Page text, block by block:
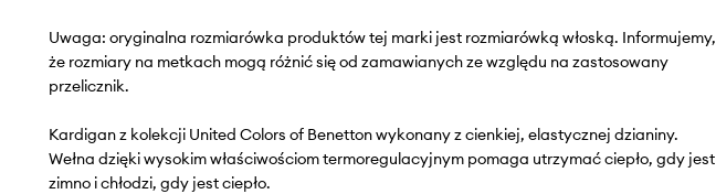
Uwaga: oryginalna rozmiarówka produktów tej marki jest rozmiarówką włoską. Informujemy,
że rozmiary na metkach mogą różnić się od zamawianych ze względu na zastosowany
przelicznik.
Kardigan z kolekcji United Colors of Benetton wykonany z cienkiej, elastycznej dzianiny.
Wełna dzięki wysokim właściwościom termoregulacyjnym pomaga utrzymać ciepło, gdy jest
zimno i chłodzi, gdy jest ciepło.